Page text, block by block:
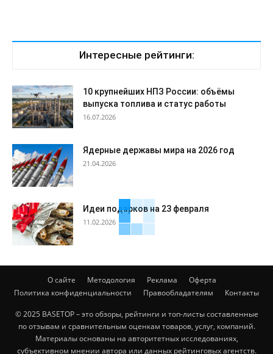
Интересные рейтинги:
10 крупнейших НПЗ России: объёмы
выпуска топлива и статус работы
16.07.2026
Ядерные державы мира на 2026 год
21.04.2026
Идеи подарков на 23 февраля
11.02.2026
О сайте Методология Реклама
Оферта
Политика конфиденциальности
Правообладателям Контакты
© 2025 BASETOP – это обзоры, рейтинги и топ-листы составленные
по отзывам и сравнительным оценкам товаров, услуг, компаний.
Материалы основаны на авторитетных исследованиях,
субъективном мнении автора или данных рейтинговых агентств.